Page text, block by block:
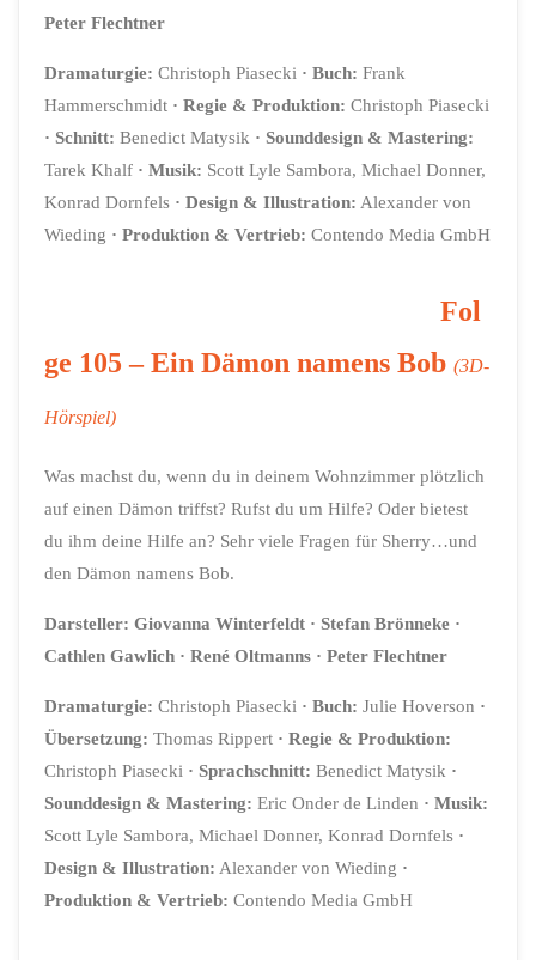
Peter Flechtner
Dramaturgie: Christoph Piasecki · Buch: Frank
Hammerschmidt ·Regie & Produktion: Christoph Piasecki
· Schnitt: Benedict Matysik · Sounddesign & Mastering:
Tarek Khalf · Musik: Scott Lyle Sambora, Michael Donner,
Konrad Dornfels · Design & Illustration: Alexander von
Wieding · Produktion & Vertrieb: Contendo Media GmbH
Fol
ge 105 –Ein Dämon namens Bob(3D-
Hörspiel)
Was machst du, wenn du in deinem Wohnzimmer plötzlich
auf einen Dämon triffst? Rufst du um Hilfe? Oder bietest
du ihm deine Hilfe an? Sehr viele Fragen für Sherry…und
den Dämon namens Bob.
Darsteller: Giovanna Winterfeldt · Stefan Brönneke ·
Cathlen Gawlich · René Oltmanns · Peter Flechtner
Dramaturgie: Christoph Piasecki · Buch: Julie Hoverson ·
Übersetzung: Thomas Rippert · Regie & Produktion:
Christoph Piasecki · Sprachschnitt: Benedict Matysik ·
Sounddesign & Mastering: Eric Onder de Linden · Musik:
Scott Lyle Sambora, Michael Donner, Konrad Dornfels ·
Design & Illustration: Alexander von Wieding ·
Produktion & Vertrieb: Contendo Media GmbH